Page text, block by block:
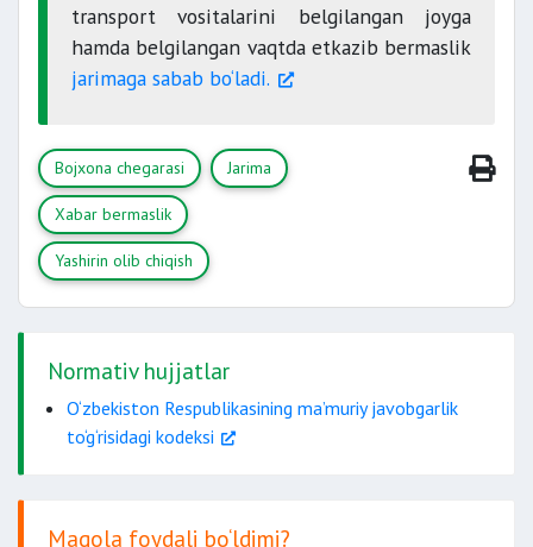
transport vositalarini belgilangan joyga
hamda belgilangan vaqtda etkazib bermaslik
jarimaga sabab bo‘ladi.
Bojxona chegarasi Jarima
Xabar bermaslik
Yashirin olib chiqish
Normativ hujjatlar
O‘zbekiston Respublikasining ma’muriy javobgarlik
to‘g‘risidagi kodeksi
Maqola foydali bo‘ldimi?